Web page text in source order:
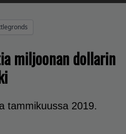
miljoonan dollarin
tammikuussa 2019.